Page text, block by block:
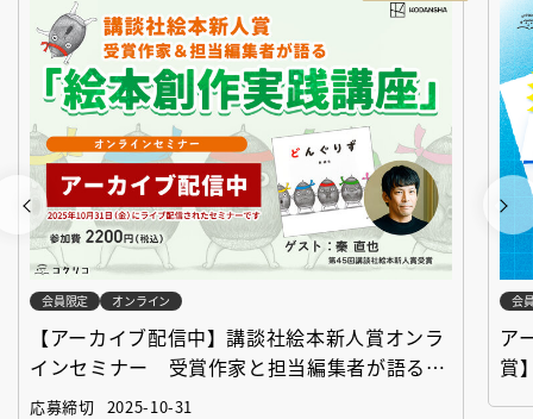
会員限定 オンライン
【アーカイブ配信中】講談社絵本新人賞オンラ
インセミナー 受賞作家と担当編集者が語る
「絵本創作実践講座」
応募締切 2025-10-31
会
ア
賞